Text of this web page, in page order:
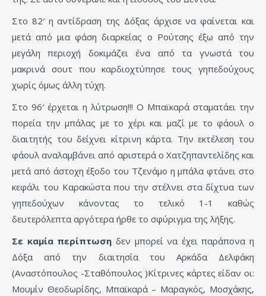
Στο 82′ η αντίδραση της Δόξας άρχισε να φαίνεται και
μετά από μια φάση διαρκείας ο Ρούτσης έξω από την
μεγάλη περιοχή δοκιμάζει ένα από τα γνωστά του
μακρινά σουτ που καρδιοχτύπησε τους γηπεδούχους
χωρίς όμως άλλη τύχη.
Στο 96′ έρχεται η λύτρωση!!! Ο Μπαϊκαρά σταματάει την
πορεία την μπάλας με το χέρι και μαζί με το φάουλ ο
διαιτητής του δείχνει κίτρινη κάρτα. Την εκτέλεση του
φάουλ αναλαμβάνει από αριστερά ο Χατζηπαντελίδης και
μετά από άστοχη έξοδο του Τζενάμο η μπάλα φτάνει στο
κεφάλι του Καρακώστα που την στέλνει στα δίχτυα των
γηπεδούχων κάνοντας το τελικό 1-1 καθώς
δευτερόλεπτα αργότερα ήρθε το σφύριγμα της λήξης.
Σε καμία περίπτωση δεν μπορεί να έχει παράπονα η
Δόξα από την διαιτησία του Αρκάδα Δελφάκη
(Αναστόπουλος -Σταθόπουλος )Κίτρινες κάρτες είδαν οι:
Μουμίν Θεοδωρίδης, Μπαϊκαρά – Μαραγκός, Μοσχάκης,